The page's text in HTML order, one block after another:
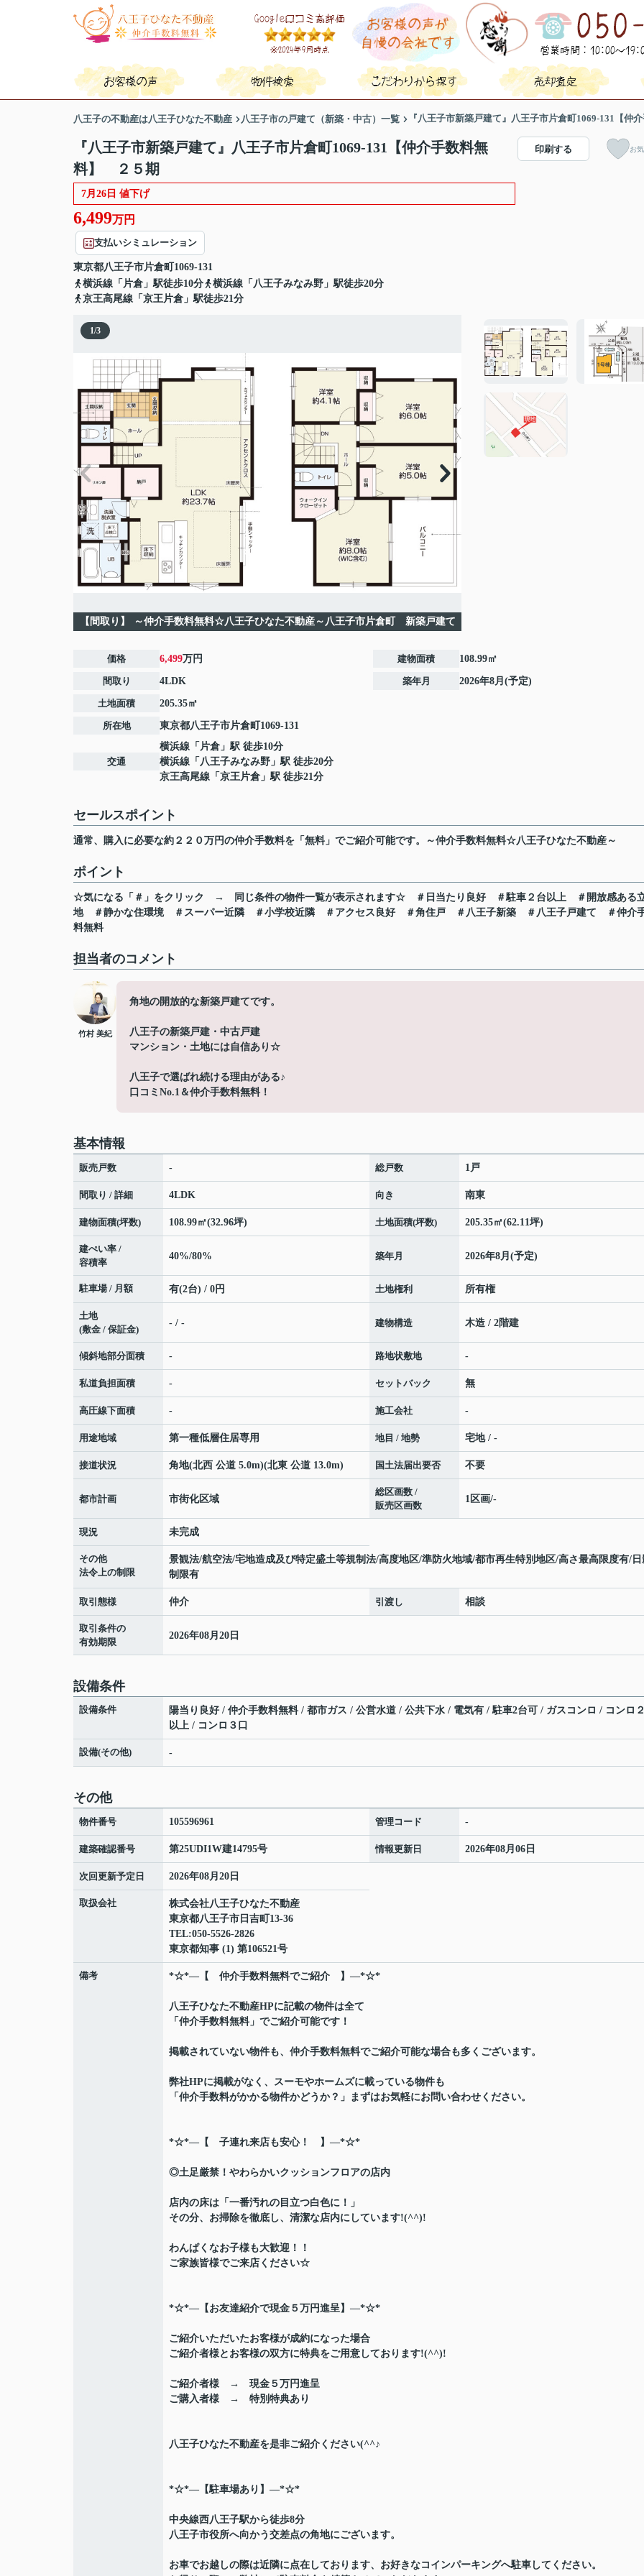
八王子の不動産は八王子ひなた不動産 八王子市の戸建て（新築・中古）一覧 『八王子市新築戸建て』八王子市片倉町1069-131【仲
『八王子市新築戸建て』八王子市片倉町1069-131【仲介手数料無
料】 ２５期
7月26日 値下げ
6,499万円
支払いシミュレーション
東京都八王子市片倉町 1069-131
横浜線「片倉」駅徒歩10分
横浜線「八王子みなみ野」駅徒歩20分
京王高尾線「京王片倉」駅徒歩21分
印刷する お
1/3
【間取り】 ～仲介手数料無料☆八王子ひなた不動産～八王子市片倉町 新築戸建て
価格 6,499万円
間取り 4LDK
土地面積 205.35㎡
所在地 東京都八王子市片倉町 1069-131
交通
横浜線 「 片倉 」駅 徒歩10分
横浜線 「 八王子みなみ野 」駅 徒歩20分
京王高尾線 「 京王片倉 」駅 徒歩21分
建物面積 108.99㎡
築年月 2026年8月(予定)
セールスポイント
通常、購入に必要な約２２０万円の仲介手数料を「無料」でご紹介可能です。～仲介手数料無料☆八王子ひなた不動産～
ポイント
☆気になる「＃」をクリック → 同じ条件の物件一覧が表示されます☆ ＃日当たり良好 ＃駐車２台以上
＃開放感ある
地
＃静かな住環境 ＃スーパー近隣 ＃小学校近隣 ＃アクセス良好 ＃角住戸 ＃八王子新築 ＃八王子戸建て
＃仲介
料無料
担当者のコメント
竹村 美紀
角地の開放的な新築戸建てです。
八王子の新築戸建・中古戸建
マンション・土地には自信あり☆
八王子で選ばれ続ける理由がある♪
口コミNo.1＆仲介手数料無料！
基本情報
販売戸数 - 総戸数 1戸
間取り / 詳細 4LDK 向き 南東
建物面積(坪数) 108.99㎡(32.96坪) 土地面積(坪数) 205.35㎡(62.11坪)
建ぺい率 /
容積率
40%/80% 築年月 2026年8月(予定)
駐車場 / 月額 有(2台) / 0円 土地権利 所有権
土地
(敷金 / 保証金)
- / - 建物構造 木造 / 2階建
傾斜地部分面積 - 路地状敷地 -
私道負担面積 - セットバック 無
高圧線下面積 - 施工会社 -
用途地域 第一種低層住居専用 地目 / 地勢 宅地 / -
接道状況 角地(北西 公道 5.0m)(北東 公道 13.0m) 国土法届出要否 不要
都市計画 市街化区域
総区画数 /
販売区画数
1区画/-
現況 未完成
その他
法令上の制限
景観法/航空法/宅地造成及び特定盛土等規制法/高度地区/準防火地域/都市再生特別地区/高さ最高限度有/日
制限有
取引態様 仲介 引渡し 相談
取引条件の
有効期限
2026年08月20日
設備条件
設備条件
陽当り良好 / 仲介手数料無料 / 都市ガス / 公営水道 / 公共下水 / 電気有 / 駐車2台可 / ガスコンロ / コンロ
以上 / コンロ３口
設備(その他) -
その他
物件番号 105596961 管理コード -
建築確認番号 第25UDI1W建14795号 情報更新日 2026年08月06日
次回更新予定日 2026年08月20日
取扱会社
株式会社八王子ひなた不動産
東京都八王子市日吉町13-36
TEL:050-5526-2826
東京都知事 (1) 第106521号
備考 *☆*―【 仲介手数料無料でご紹介 】―*☆*
八王子ひなた不動産HPに記載の物件は全て
「仲介手数料無料」でご紹介可能です！
掲載されていない物件も、仲介手数料無料でご紹介可能な場合も多くございます。
弊社HPに掲載がなく、スーモやホームズに載っている物件も
「仲介手数料がかかる物件かどうか？」まずはお気軽にお問い合わせください。
*☆*―【 子連れ来店も安心！ 】―*☆*
◎土足厳禁！やわらかいクッションフロアの店内
店内の床は「一番汚れの目立つ白色に！」
その分、お掃除を徹底し、清潔な店内にしています!(^^)!
わんぱくなお子様も大歓迎！！
ご家族皆様でご来店ください☆
*☆*―【お友達紹介で現金５万円進呈】―*☆*
ご紹介いただいたお客様が成約になった場合
ご紹介者様とお客様の双方に特典をご用意しております!(^^)!
ご紹介者様 → 現金５万円進呈
ご購入者様 → 特別特典あり
八王子ひなた不動産を是非ご紹介ください(^^♪
*☆*―【駐車場あり】―*☆*
中央線西八王子駅から徒歩8分
八王子市役所へ向かう交差点の角地にございます。
お車でお越しの際は近隣に点在しております、お好きなコインパーキングへ駐車してください。